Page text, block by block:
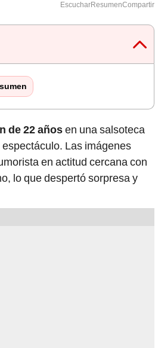
EscucharResumenCompartir
de 22 añosen una salsoteca
Las imágenes
en actitud cercana con
lo que despertó sorpresa y